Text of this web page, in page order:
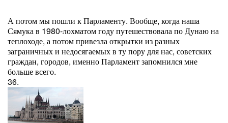
А потом мы пошли к Парламенту. Вообще, когда наша
Сямука в 1980-лохматом году путешествовала по Дунаю на
теплоходе, а потом привезла открытки из разных
заграничных и недосягаемых в ту пору для нас, советских
граждан, городов, именно Парламент запомнился мне
больше всего.
36.